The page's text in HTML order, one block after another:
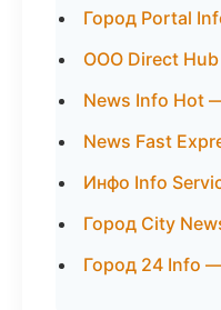
Город Portal
ООО Direct
News Info Hot
News Fast
Инфо Info
Город City
Город 24 Info